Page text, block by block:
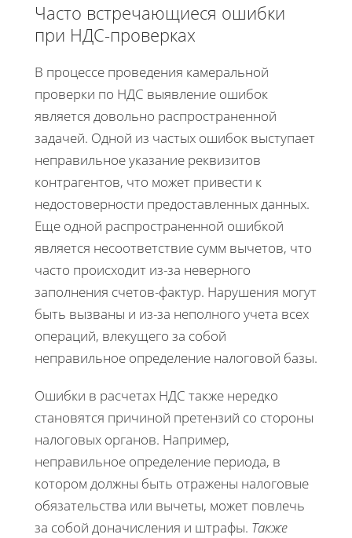
Часто встречающиеся ошибки
при НДС-проверках
В процессе проведения камеральной
проверки по НДС выявление ошибок
является довольно распространенной
задачей. Одной из частых ошибок выступает
неправильное указание реквизитов
контрагентов, что может привести к
недостоверности предоставленных данных.
Еще одной распространенной ошибкой
является несоответствие сумм вычетов, что
часто происходит из-за неверного
заполнения счетов-фактур. Нарушения могут
быть вызваны и из-за неполного учета всех
операций, влекущего за собой
неправильное определение налоговой базы.
Ошибки в расчетах НДС также нередко
становятся причиной претензий со стороны
налоговых органов. Например,
неправильное определение периода, в
котором должны быть отражены налоговые
обязательства или вычеты, может повлечь
за собой доначисления и штрафы. Также